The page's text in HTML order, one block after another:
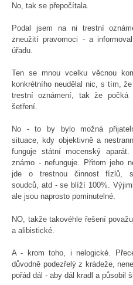
No, tak se přepočítala.
Podal jsem na ni trestní
zneužití pravomoci - a
úřadu.
Ten se mnou vcelku věcnou
konkrétního neudělal nic, s tím,
trestní oznámení, tak že počká
šetření.
No - to by bylo možná
situace, kdy objektivně a
funguje státní mocenský
známo - nefunguje. Přitom jeho
jde o trestnou činnost fízlů,
soudců, atd - se blíží 100%.
ale jsou naprosto pominutelné.
NO, takže takovéhle řešení
a alibistické.
A - krom toho, i nelogické.
důvodně podezřelý z krádeže,
pořád dál - aby dál kradl a působil